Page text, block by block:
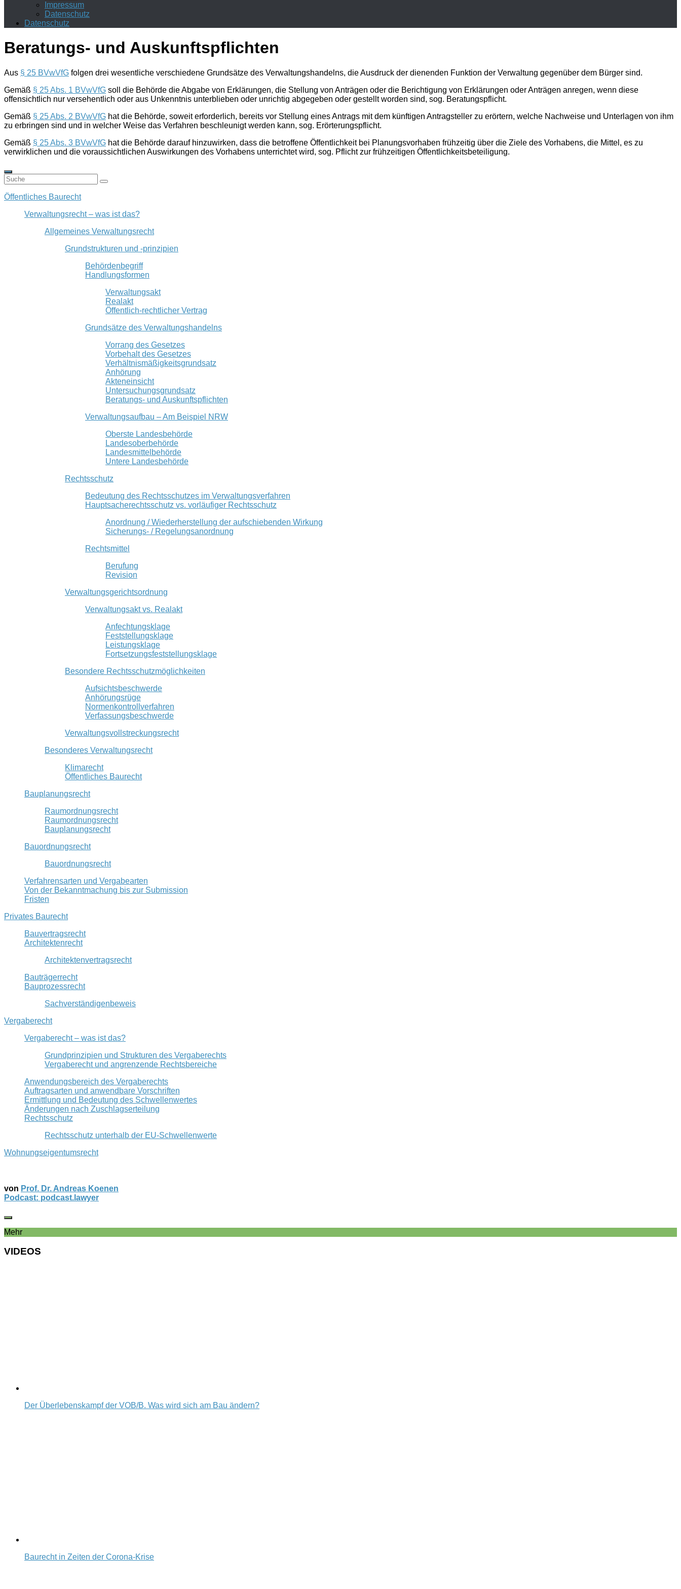
Impressum
Datenschutz
Datenschutz
Beratungs- und Auskunftspflichten
Aus § 25 BVwVfG folgen drei wesentliche verschiedene Grundsätze des Verwaltungshandelns, die Ausdruck der dienenden Funktion der Verwaltung gegenüber dem Bürger sind.
Gemäß § 25 Abs. 1 BVwVfG soll die Behörde die Abgabe von Erklärungen, die Stellung von Anträgen oder die Berichtigung von Erklärungen oder Anträgen anregen, wenn diese
offensichtlich nur versehentlich oder aus Unkenntnis unterblieben oder unrichtig abgegeben oder gestellt worden sind, sog. Beratungspflicht.
Gemäß § 25 Abs. 2 BVwVfG hat die Behörde, soweit erforderlich, bereits vor Stellung eines Antrags mit dem künftigen Antragsteller zu erörtern, welche Nachweise und Unterlagen von ihm
zu erbringen sind und in welcher Weise das Verfahren beschleunigt werden kann, sog. Erörterungspflicht.
Gemäß § 25 Abs. 3 BVwVfG hat die Behörde darauf hinzuwirken, dass die betroffene Öffentlichkeit bei Planungsvorhaben frühzeitig über die Ziele des Vorhabens, die Mittel, es zu
verwirklichen und die voraussichtlichen Auswirkungen des Vorhabens unterrichtet wird, sog. Pflicht zur frühzeitigen Öffentlichkeitsbeteiligung.
Öffentliches Baurecht
Verwaltungsrecht – was ist das?
Allgemeines Verwaltungsrecht
Grundstrukturen und -prinzipien
Behördenbegriff
Handlungsformen
Verwaltungsakt
Realakt
Öffentlich-rechtlicher Vertrag
Grundsätze des Verwaltungshandelns
Vorrang des Gesetzes
Vorbehalt des Gesetzes
Verhältnismäßigkeitsgrundsatz
Anhörung
Akteneinsicht
Untersuchungsgrundsatz
Beratungs- und Auskunftspflichten
Verwaltungsaufbau – Am Beispiel NRW
Oberste Landesbehörde
Landesoberbehörde
Landesmittelbehörde
Untere Landesbehörde
Rechtsschutz
Bedeutung des Rechtsschutzes im Verwaltungsverfahren
Hauptsacherechtsschutz vs. vorläufiger Rechtsschutz
Anordnung / Wiederherstellung der aufschiebenden Wirkung
Sicherungs- / Regelungsanordnung
Rechtsmittel
Berufung
Revision
Verwaltungsgerichtsordnung
Verwaltungsakt vs. Realakt
Anfechtungsklage
Feststellungsklage
Leistungsklage
Fortsetzungsfeststellungsklage
Besondere Rechtsschutzmöglichkeiten
Aufsichtsbeschwerde
Anhörungsrüge
Normenkontrollverfahren
Verfassungsbeschwerde
Verwaltungsvollstreckungsrecht
Besonderes Verwaltungsrecht
Klimarecht
Öffentliches Baurecht
Bauplanungsrecht
Raumordnungsrecht
Raumordnungsrecht
Bauplanungsrecht
Bauordnungsrecht
Bauordnungsrecht
Verfahrensarten und Vergabearten
Von der Bekanntmachung bis zur Submission
Fristen
Privates Baurecht
Bauvertragsrecht
Architektenrecht
Architektenvertragsrecht
Bauträgerrecht
Bauprozessrecht
Sachverständigenbeweis
Vergaberecht
Vergaberecht – was ist das?
Grundprinzipien und Strukturen des Vergaberechts
Vergaberecht und angrenzende Rechtsbereiche
Anwendungsbereich des Vergaberechts
Auftragsarten und anwendbare Vorschriften
Ermittlung und Bedeutung des Schwellenwertes
Änderungen nach Zuschlagserteilung
Rechtsschutz
Rechtsschutz unterhalb der EU-Schwellenwerte
Wohnungseigentumsrecht
von Prof. Dr. Andreas Koenen
Podcast: podcast.lawyer
Mehr
VIDEOS
Der Überlebenskampf der VOB/B. Was wird sich am Bau ändern?
Baurecht in Zeiten der Corona-Krise